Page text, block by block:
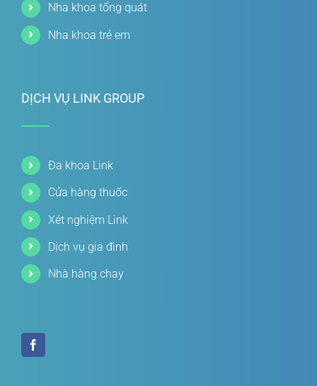
Nha khoa tổng quát
Nha khoa trẻ em
DỊCH VỤ LINK GROUP
Đa khoa Link
Cửa hàng thuốc
Xét nghiệm Link
Dịch vụ gia đình
Nhà hàng chay